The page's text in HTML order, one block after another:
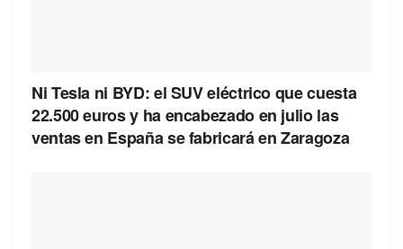
Ni Tesla ni BYD: el SUV eléctrico que cuesta
22.500 euros y ha encabezado en julio las
ventas en España se fabricará en Zaragoza